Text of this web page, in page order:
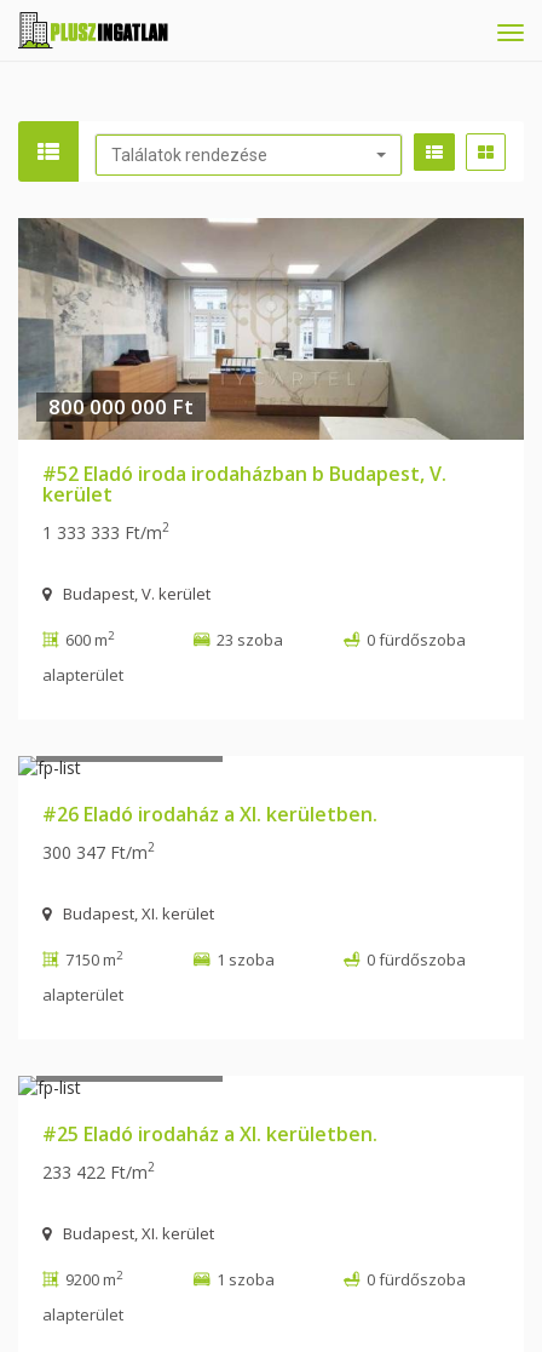
Találatok rendezése
800 000 000 Ft
#52 Eladó iroda irodaházban b Budapest, V.
kerület
1 333 333 Ft/m2
Budapest, V. kerület
600 m2
alapterület
23 szoba 0 fürdőszoba
#26 Eladó irodaház a XI. kerületben.
300 347 Ft/m2
Budapest, XI. kerület
7150 m2
alapterület
1 szoba 0 fürdőszoba
#25 Eladó irodaház a XI. kerületben.
233 422 Ft/m2
Budapest, XI. kerület
9200 m2
alapterület
1 szoba 0 fürdőszoba